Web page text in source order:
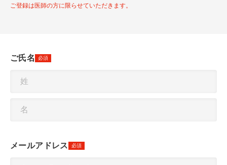
クリニック経営のポイント
ご登録は医師の方に限らせていただきます。
ご氏名 必須
メールアドレス 必須